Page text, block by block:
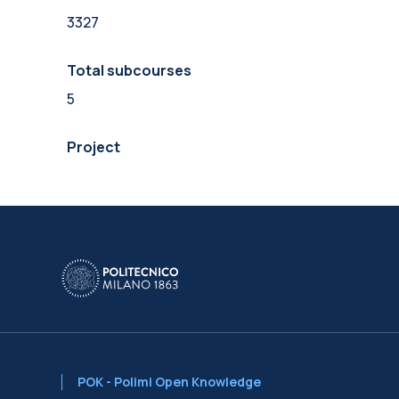
3327
Total subcourses
5
Project
POK - Polimi Open Knowledge